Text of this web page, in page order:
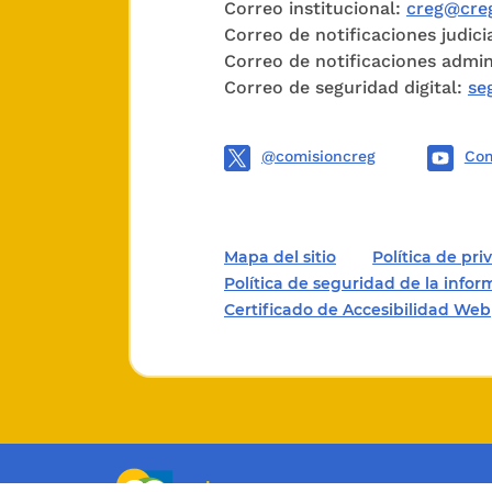
para
Tales
2003>
Correo institucional:
Correo de notificaciones
Correo de notificaciones
Correo de seguridad digital:
@comisioncreg
Mapa del sitio Política de
Política de seguridad de la
Certificado de Accesibilidad Web